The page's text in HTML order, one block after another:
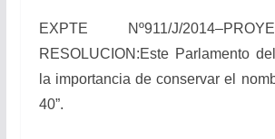
EXPTE Nº911/J/
RESOLUCION:Este Parlamento
la importancia de conservar el
40”.